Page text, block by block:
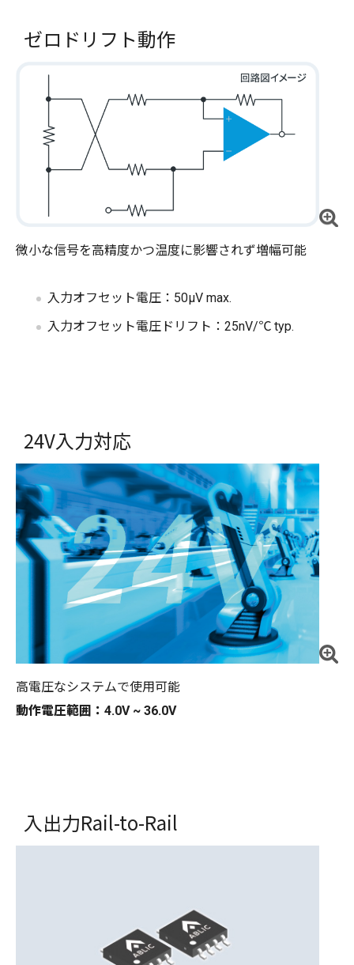
ゼロドリフト動作
微小な信号を高精度かつ温度に影響されず増幅可能
入力オフセット電圧：50μV max.
入力オフセット電圧ドリフト：25nV/℃ typ.
24V入力対応
高電圧なシステムで使用可能
動作電圧範囲：4.0V ~ 36.0V
入出力Rail-to-Rail